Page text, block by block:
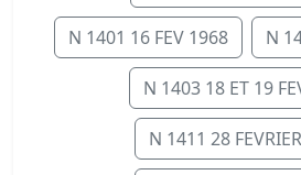
N 1401 16 FEV 1968 N
N 1403 18 ET 19
N 1411 28